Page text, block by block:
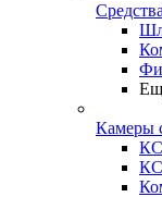
Камеры